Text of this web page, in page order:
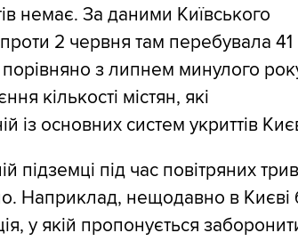
немає. За даними Київського
2 червня там перебувала 41
з липнем минулого
кількості містян, які
із основних систем укриттів
підземці під час повітряних
Наприклад, нещодавно в Києві
у якій пропонується